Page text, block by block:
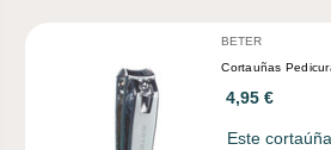
BETER
Cortauñas
4,95 €
Este